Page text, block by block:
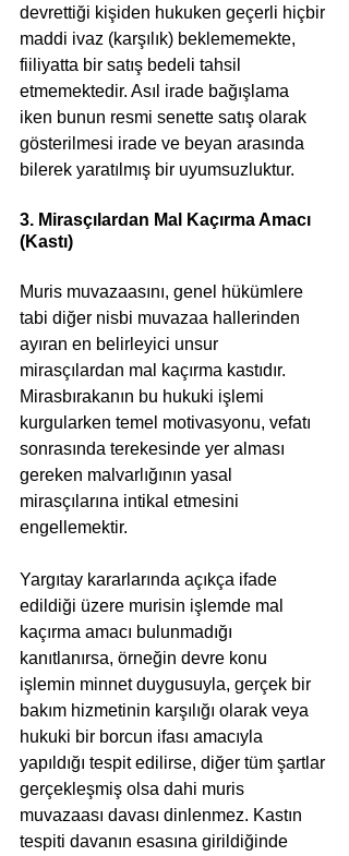
devrettiği kişiden hukuken geçerli hiçbir
maddi ivaz (karşılık) beklememekte,
fiiliyatta bir satış bedeli tahsil
etmemektedir. Asıl irade bağışlama
iken bunun resmi senette satış olarak
gösterilmesi irade ve beyan arasında
bilerek yaratılmış bir uyumsuzluktur.
3. Mirasçılardan Mal Kaçırma Amacı
(Kastı)
Muris muvazaasını, genel hükümlere
tabi diğer nisbi muvazaa hallerinden
ayıran en belirleyici unsur
mirasçılardan mal kaçırma kastıdır.
Mirasbırakanın bu hukuki işlemi
kurgularken temel motivasyonu, vefatı
sonrasında terekesinde yer alması
gereken malvarlığının yasal
mirasçılarına intikal etmesini
engellemektir.
Yargıtay kararlarında açıkça ifade
edildiği üzere murisin işlemde mal
kaçırma amacı bulunmadığı
kanıtlanırsa, örneğin devre konu
işlemin minnet duygusuyla, gerçek bir
bakım hizmetinin karşılığı olarak veya
hukuki bir borcun ifası amacıyla
yapıldığı tespit edilirse, diğer tüm şartlar
gerçekleşmiş olsa dahi muris
muvazaası davası dinlenmez. Kastın
tespiti davanın esasına girildiğinde